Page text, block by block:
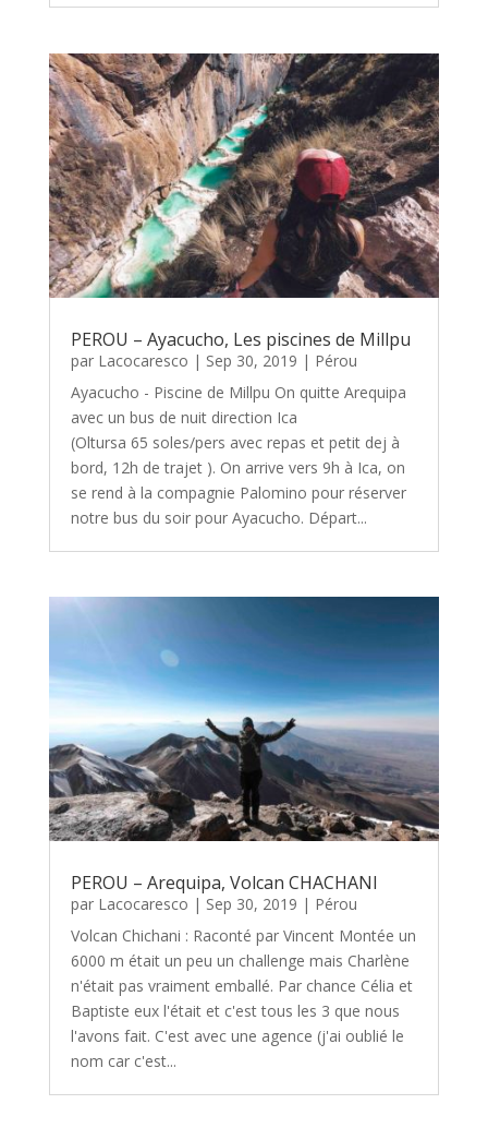
PEROU – Ayacucho, Les piscines de Millpu
par Lacocaresco | Sep 30, 2019 | Pérou
Ayacucho - Piscine de Millpu On quitte Arequipa
avec un bus de nuit direction Ica
(Oltursa 65 soles/pers avec repas et petit dej à
bord, 12h de trajet ). On arrive vers 9h à Ica, on
se rend à la compagnie Palomino pour réserver
notre bus du soir pour Ayacucho. Départ...
PEROU – Arequipa, Volcan CHACHANI
par Lacocaresco | Sep 30, 2019 | Pérou
Volcan Chichani : Raconté par Vincent Montée un
6000 m était un peu un challenge mais Charlène
n'était pas vraiment emballé. Par chance Célia et
Baptiste eux l'était et c'est tous les 3 que nous
l'avons fait. C'est avec une agence (j'ai oublié le
nom car c'est...